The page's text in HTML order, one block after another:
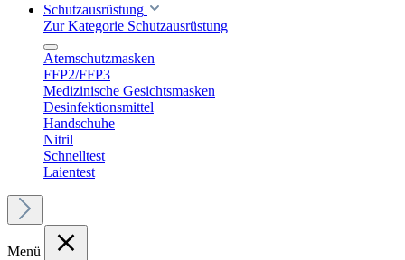
Schutzausrüstung
Zur Kategorie Schutzausrüstung
Atemschutzmasken
FFP2/FFP3
Medizinische Gesichtsmasken
Desinfektionsmittel
Handschuhe
Nitril
Schnelltest
Laientest
Menü